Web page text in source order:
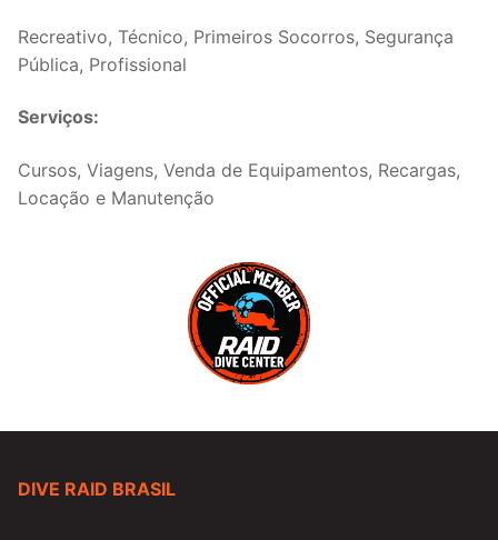
Recreativo, Técnico, Primeiros Socorros, Segurança
Pública, Profissional
Serviços:
Cursos, Viagens, Venda de Equipamentos, Recargas,
Locação e Manutenção
DIVE RAID BRASIL